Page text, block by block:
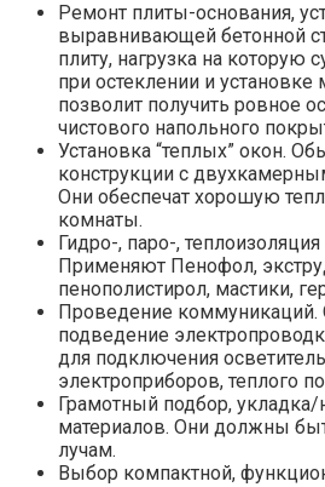
Ремонт плиты-основания,
выравнивающей бетонной
плиту, нагрузка на которую
при остеклении и установке
позволит получить ровное
чистового напольного
Установка “теплых” окон.
конструкции с
Они обеспечат хорошую
комнаты.
Гидро-, паро-, теплоизоляция
Применяют Пенофол,
пенополистирол, мастики,
Проведение коммуникаций.
подведение
для подключения
электроприборов, теплого
Грамотный подбор,
материалов. Они должны
лучам.
Выбор компактной,